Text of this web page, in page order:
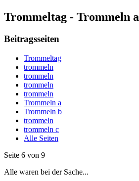
Trommeltag - Trommeln a
Beitragsseiten
Trommeltag
trommeln
trommeln
trommeln
trommeln
Trommeln a
Trommeln b
trommeln
trommeln c
Alle Seiten
Seite 6 von 9
Alle waren bei der Sache...